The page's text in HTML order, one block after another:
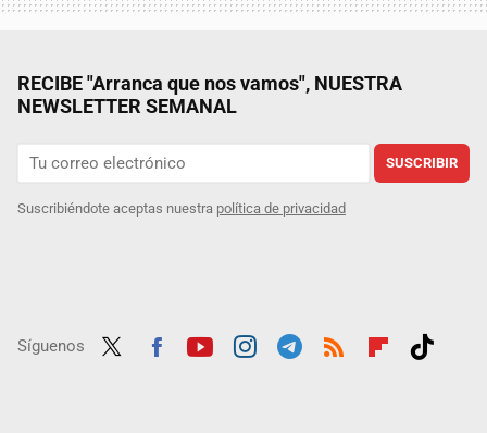
RECIBE "Arranca que nos vamos", NUESTRA
NEWSLETTER SEMANAL
SUSCRIBIR
Suscribiéndote aceptas nuestra política de privacidad
Síguenos